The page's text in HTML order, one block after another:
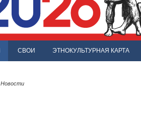
СВОИ ЭТНОКУЛЬТУРНАЯ КАРТА
Новости